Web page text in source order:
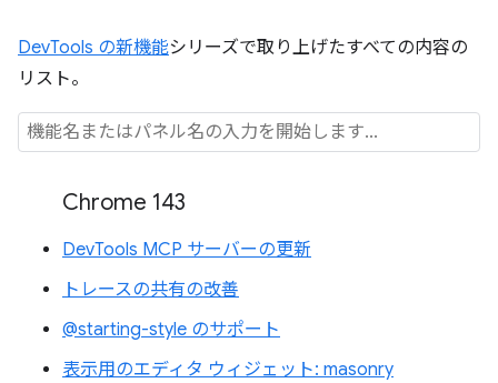
DevTools の新機能シリーズで取り上げたすべての内容の
リスト。
Chrome 143
DevTools MCP サーバーの更新
トレースの共有の改善
@starting-style のサポート
表示用のエディタ ウィジェット: masonry